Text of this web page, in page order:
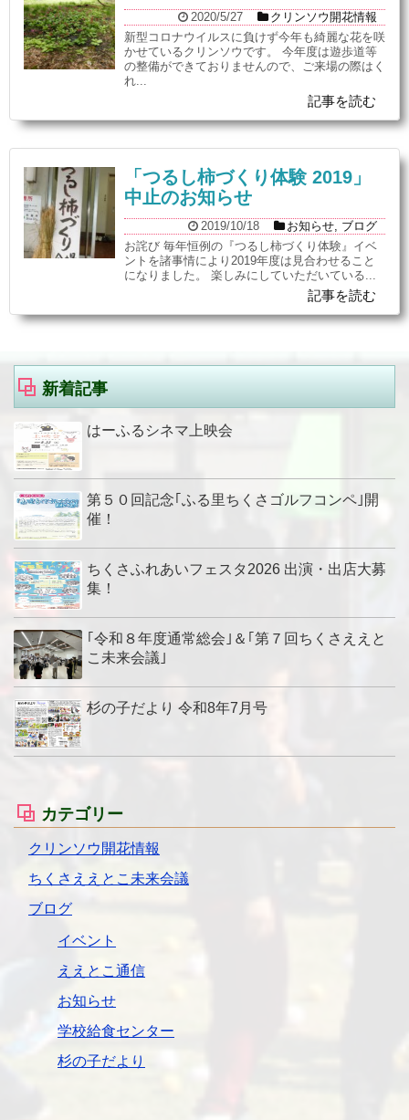
2020/5/27
クリンソウ開花情報
新型コロナウイルスに負けず今年も綺麗な花を咲
かせているクリンソウです。 今年度は遊歩道等
の整備ができておりませんので、ご来場の際はく
れ...
記事を読む
「つるし柿づくり体験 2019」
中止のお知らせ
2019/10/18 お知らせ, ブログ
お詫び 毎年恒例の『つるし柿づくり体験』イベ
ントを諸事情により2019年度は見合わせること
になりました。 楽しみにしていただいている...
記事を読む
新着記事
はーふるシネマ上映会
第５０回記念｢ふる里ちくさゴルフコンペ｣開
催！
ちくさふれあいフェスタ2026 出演・出店大募
集！
｢令和８年度通常総会｣＆｢第７回ちくさええと
こ未来会議｣
杉の子だより 令和8年7月号
カテゴリー
クリンソウ開花情報
ちくさええとこ未来会議
ブログ
イベント
ええとこ通信
お知らせ
学校給食センター
杉の子だより